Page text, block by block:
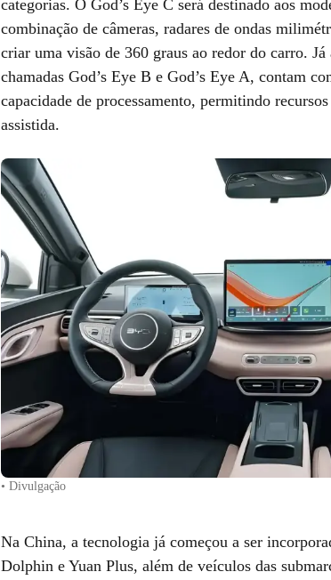
categorias. O God’s Eye C será destinado aos
combinação de câmeras, radares de ondas
criar uma visão de 360 graus ao redor do carro. Já
chamadas God’s Eye B e God’s Eye A, contam
capacidade de processamento, permitindo
assistida.
• Divulgação
Na China, a tecnologia já começou a ser
Dolphin e Yuan Plus, além de veículos das